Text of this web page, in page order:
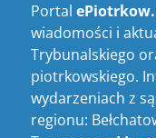
Portal
wiadomości i
Trybunalskiego
piotrkowskiego.
wydarzeniach z
regionu: